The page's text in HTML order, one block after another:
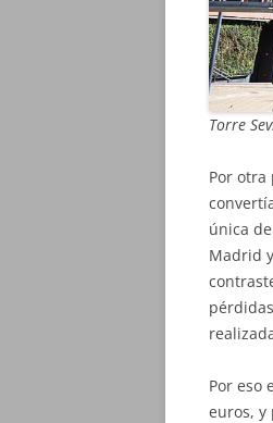
Torre
Por otra
única
Madrid
Por eso
euros, y